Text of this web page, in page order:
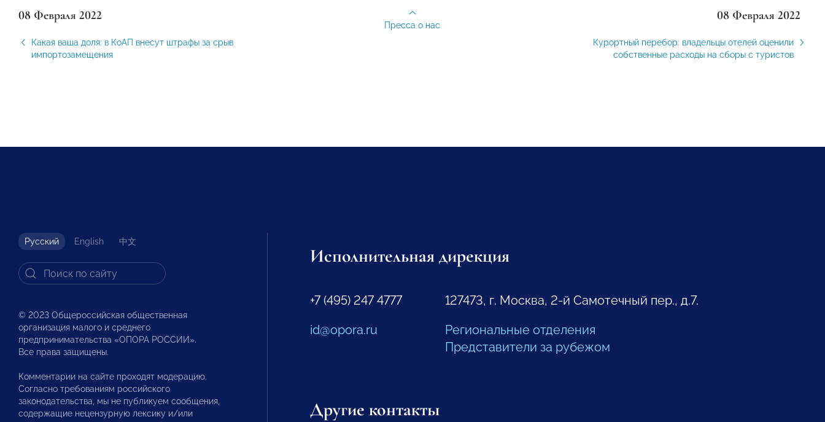
08 Февраля 2022
Какая ваша доля: в КоАП внесут штрафы за срыв
импортозамещения
08 Февраля 2022
Курортный перебор: владельцы отелей оценили
собственные расходы на сборы с туристов
Пресса о нас
Русский English 中文
© 2023 Общероссийская общественная
организация малого и среднего
предпринимательства «ОПОРА РОССИИ».
Все права защищены.
Комментарии на сайте проходят модерацию.
Согласно требованиям российского
законодательства, мы не публикуем сообщения,
содержащие нецензурную лексику и/или
Исполнительная дирекция
+7 (495) 247 4777
id@opora.ru
127473, г. Москва, 2-й Самотечный пер., д.7.
Региональные отделения
Представители за рубежом
Другие контакты